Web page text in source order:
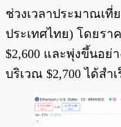
ช่วงเวลาประมาณเที่
ประเทศไทย) โดยร
$2,600 และพุ่งขึ้นอ
บริเวณ $2,700 ได้สำ